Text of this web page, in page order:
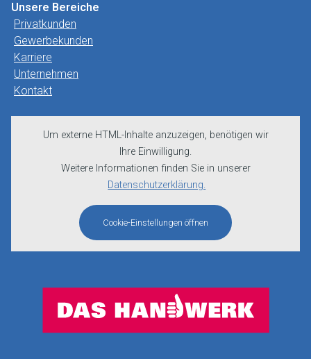
Unsere Bereiche
Privatkunden
Gewerbekunden
Karriere
Unternehmen
Kontakt
Um externe HTML-Inhalte anzuzeigen, benötigen wir
Ihre Einwilligung.
Weitere Informationen finden Sie in unserer
Datenschutzerklärung.
Cookie-Einstellungen öffnen